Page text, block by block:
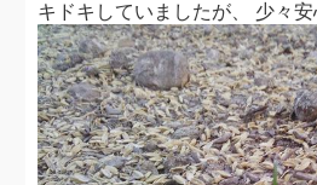
キドキしていましたが、 少々安